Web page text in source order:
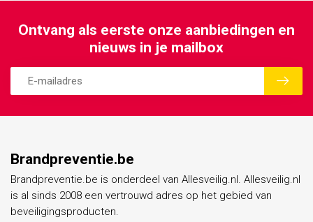
Ontvang als eerste onze aanbiedingen en
nieuws in je mailbox
Brandpreventie.be
Brandpreventie.be is onderdeel van Allesveilig.nl. Allesveilig.nl
is al sinds 2008 een vertrouwd adres op het gebied van
beveiligingsproducten.